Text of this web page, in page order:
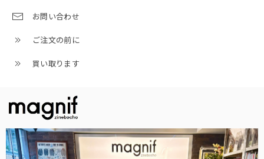
お問い合わせ
ご注文の前に
買い取ります